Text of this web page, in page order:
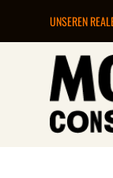
UNSEREN